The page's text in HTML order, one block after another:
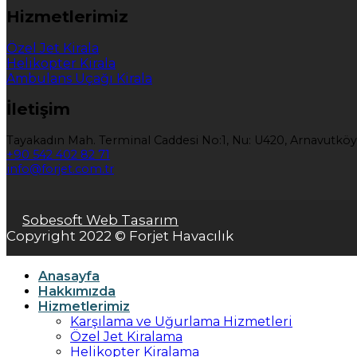
Hizmetlerimiz
Özel Jet Kirala
Helikopter Kirala
Ambulans Uçağı Kirala
İletişim
Tayakadın Mah. Terminal Caddesi No:1, Nu: U420,
+90 542 402 82 71
info@forjet.com.tr
Sobesoft Web Tasarım
Copyright 2022 © Forjet Havacılık
Anasayfa
Hakkımızda
Hizmetlerimiz
Karşılama ve Uğurlama Hizmetleri
Özel Jet Kiralama
Helikopter Kiralama